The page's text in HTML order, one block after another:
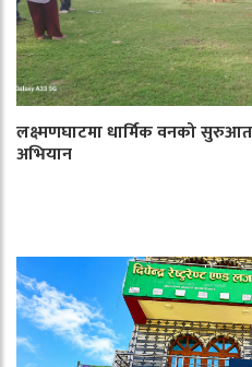
लक्ष्मणघाटमा धार्मिक वनको
अभियान